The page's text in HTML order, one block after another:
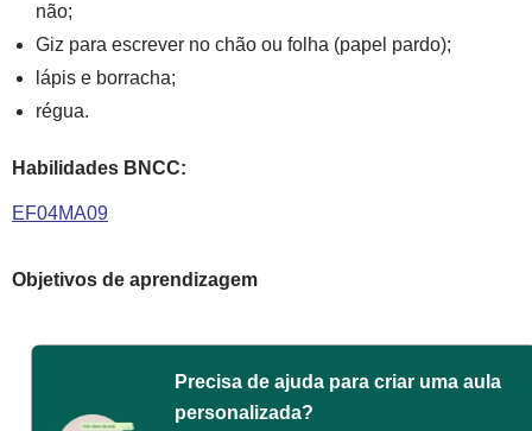
não;
Giz para escrever no chão ou folha (papel pardo);
lápis e borracha;
régua.
Habilidades BNCC:
EF04MA09
Objetivos de aprendizagem
Precisa de ajuda para criar uma aula
personalizada?